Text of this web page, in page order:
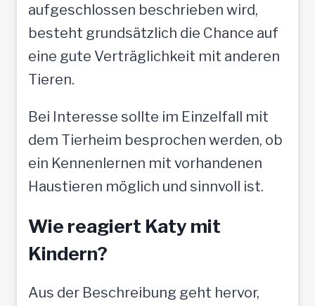
aufgeschlossen beschrieben wird,
besteht grundsätzlich die Chance auf
eine gute Verträglichkeit mit anderen
Tieren.
Bei Interesse sollte im Einzelfall mit
dem Tierheim besprochen werden, ob
ein Kennenlernen mit vorhandenen
Haustieren möglich und sinnvoll ist.
Wie reagiert Katy mit
Kindern?
Aus der Beschreibung geht hervor,